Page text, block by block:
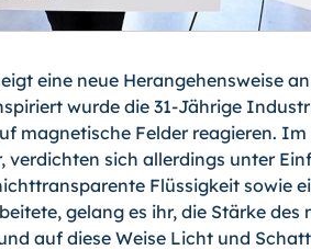
eine neue Herangehensweise
wurde die 31-Jährige
magnetische Felder reagieren.
verdichten sich allerdings unter
Flüssigkeit sowie
gelang es ihr, die Stärke
auf diese Weise Licht und